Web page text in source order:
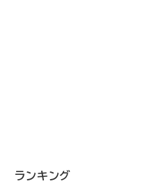
ランキング